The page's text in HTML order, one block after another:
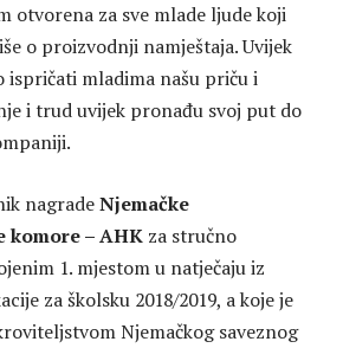
otvorena za sve mlade ljude koji
o proizvodnji namještaja. Uvijek
ispričati mladima našu priču i
i trud uvijek pronađu svoj put do
nagradeNjemačke
komore – AHK za stručno
1. mjestom u natječaju iz
za školsku 2018/2019, a koje je
Njemačkog saveznog